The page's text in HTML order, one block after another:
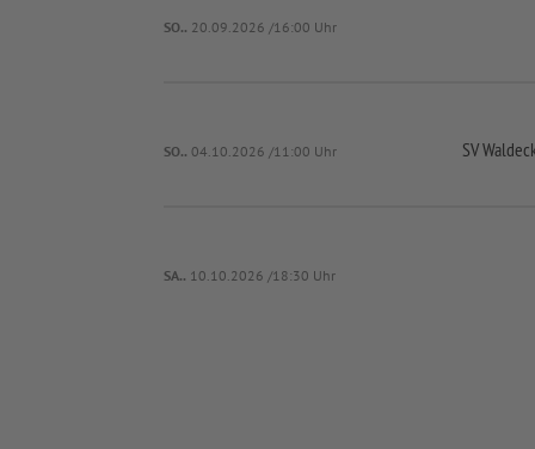
SO.. 20.09.2026 /16:00 Uhr
SO.. 04.10.2026 /11:00 Uhr SV
SA.. 10.10.2026 /18:30 Uhr